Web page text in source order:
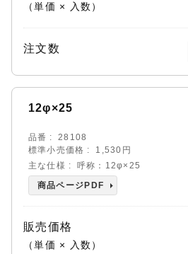
（単価 × 入数）
注文数
12φ×25
品番
28108
標準小売価格
1,530円
主な仕様
呼称：12φ×25
商品ページPDF
販売価格
（単価 × 入数）